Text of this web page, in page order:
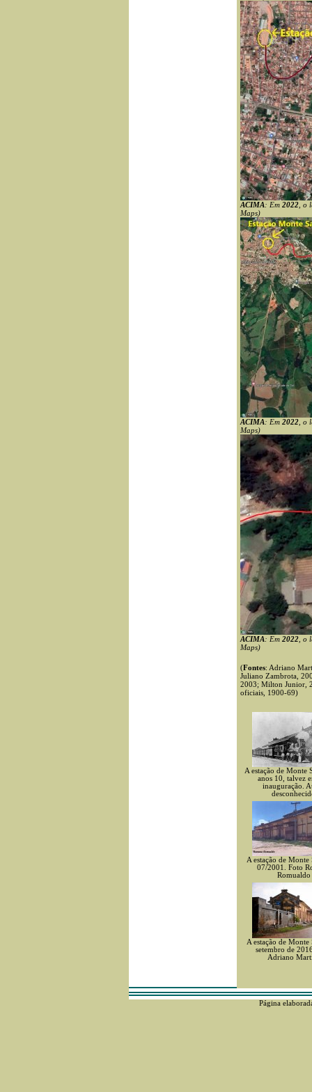
ACIMA: Em 2022 ,
Maps)
ACIMA: Em 2022 ,
Maps)
ACIMA: Em 2022 ,
Maps)
(Fontes: Adriano
Juliano Zambrota,
2003; Milton Junior,
oficiais, 1900-69)
A estação de Monte
anos 10, talvez
inauguração.
A estação de Monte
07/2001. Foto
Romualdo
A estação de Monte
setembro de
Adriano
Página